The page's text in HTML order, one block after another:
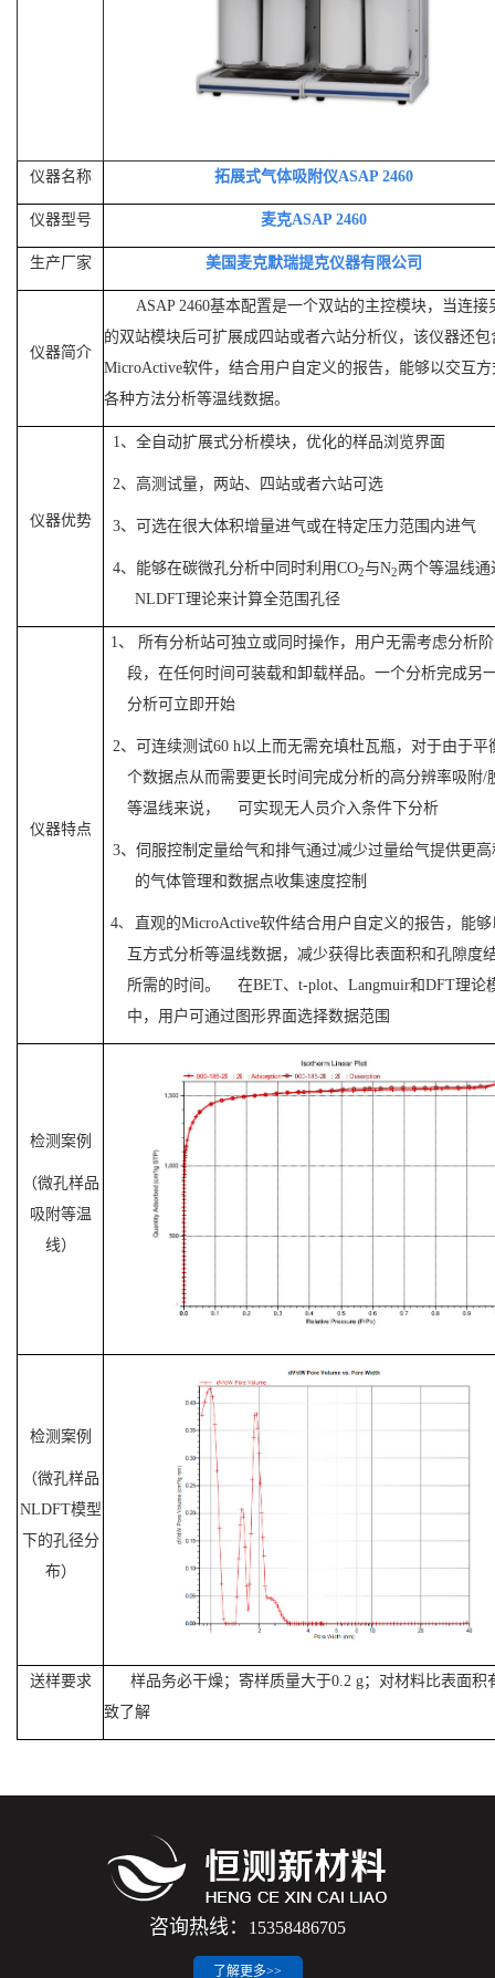
仪器名称 拓展式气体吸附仪ASAP 2460
仪器型号 麦克ASAP 2460
生产厂家 美国麦克默瑞提克仪器有限公司
仪器简介
ASAP 2460基本配置是一个双站的主控模块，当连接
的双站模块后可扩展成四站或者六站分析仪，该仪器还包
MicroActive软件，结合用户自定义的报告，能够以交互方
各种方法分析等温线数据。
仪器优势
1、 全自动扩展式分析模块，优化的样品浏览界面
2、 高测试量，两站、四站或者六站可选
3、可选在很大体积增量进气或在特定压力范围内进气
4、能够在碳微孔分析中同时利用CO2与N2两个等温线通
NLDFT理论来计算全范围孔径
仪器特点
1、
所有分析站可独立或同时操作，用户无需考虑分析阶
段，在任何时间可装载和卸载样品。一个分析完成另
分析可立即开始
2、可连续测试60 h以上而无需充填杜瓦瓶，对于由于平
个数据点从而需要更长时间完成分析的高分辨率吸附/
等温线来说， 可实现无人员介入条件下分析
3、伺服控制定量给气和排气通过减少过量给气提供更高
的气体管理和数据点收集速度控制
4、 直观的MicroActive软件结合用户自定义的报告，能够
互方式分析等温线数据，减少获得比表面积和孔隙度
所需的时间。 在BET、 t-plot、 Langmuir和DFT理论
中，用户可通过图形界面选择数据范围
检测案例
（微孔样品
吸附等温
线）
检测案例
（微孔样品
NLDFT模型
下的孔径分
布）
送样要求 样品务必干燥；寄样质量大于0.2 g；对材料比表面积
致了解
咨询热线： 15358486705
了解更多>>